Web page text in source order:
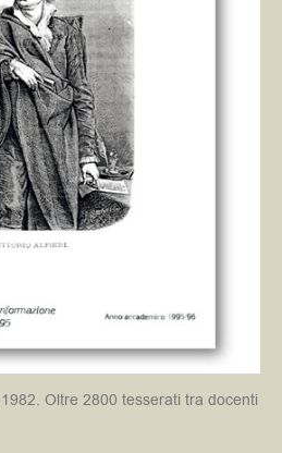
Oltre 2800 tesserati tra docenti